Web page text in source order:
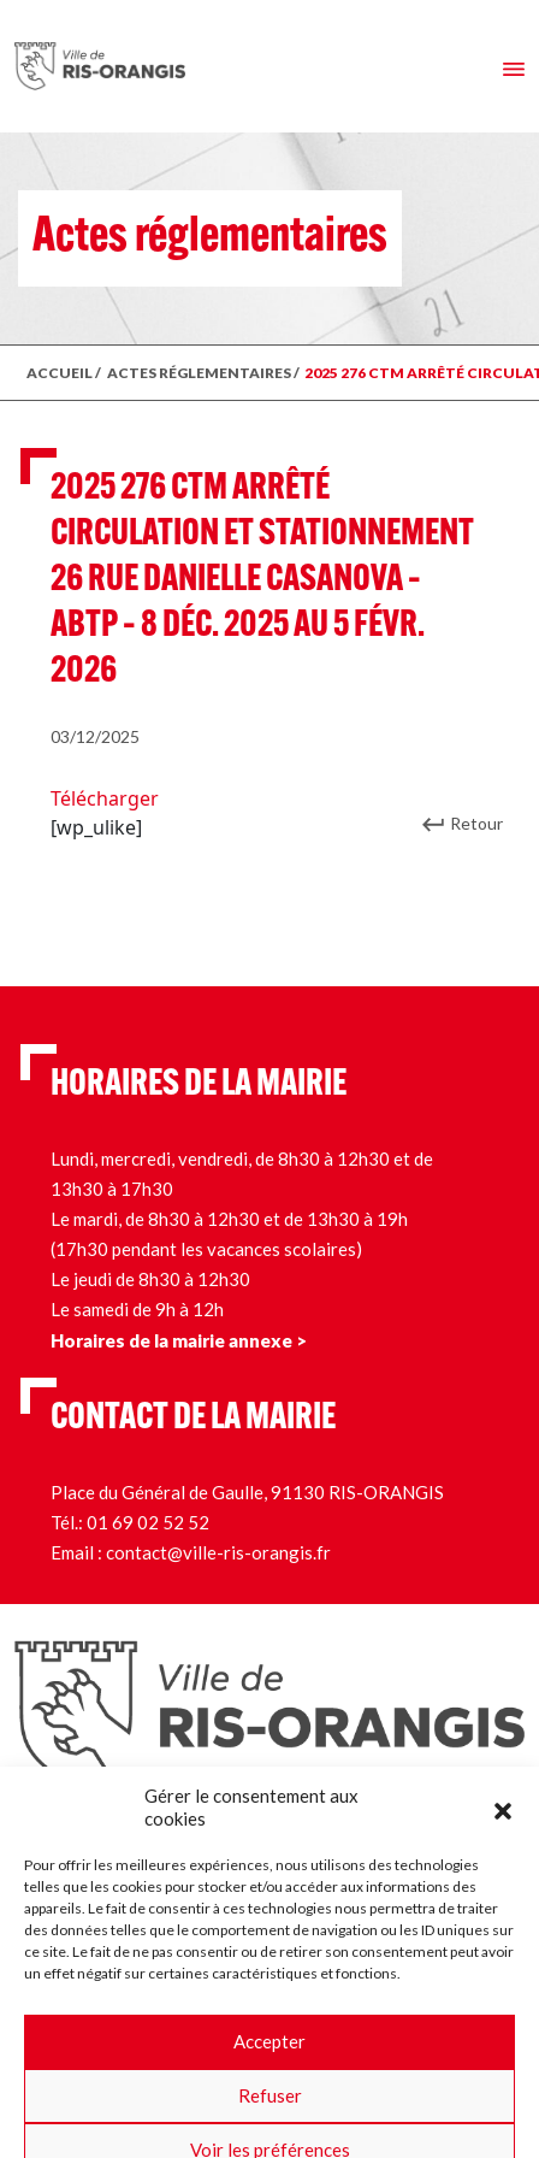
Gérer le consentement aux
cookies
Pour offrir les meilleures expériences, nous utilisons des technologies
telles que les cookies pour stocker et/ou accéder aux informations des
appareils. Le fait de consentir à ces technologies nous permettra de traiter
des données telles que le comportement de navigation ou les ID uniques sur
ce site. Le fait de ne pas consentir ou de retirer son consentement peut avoir
un effet négatif sur certaines caractéristiques et fonctions.
Accepter
Refuser
Voir les préférences
Actes réglementaires
ACCUEIL/ ACTES RÉGLEMENTAIRES/ 2025 276 CTM ARRÊTÉ
2025 276 CTM ARRÊTÉ
CIRCULATION ET STATIONNEMENT
26 RUE DANIELLE CASANOVA –
ABTP – 8 DÉC. 2025 AU 5 FÉVR.
2026
03/12/2025
Télécharger
[wp_ulike]
Retour
HORAIRES DE LA MAIRIE
Lundi, mercredi, vendredi, de 8h30 à 12h30 et de
13h30 à 17h30
Le mardi, de 8h30 à 12h30 et de 13h30 à 19h
(17h30 pendant les vacances scolaires)
Le jeudi de 8h30 à 12h30
Le samedi de 9h à 12h
Horaires de la mairie annexe >
CONTACT DE LA MAIRIE
Place du Général de Gaulle, 91130 RIS-ORANGIS
Tél.: 01 69 02 52 52
Email : contact@ville-ris-orangis.fr
Ris-Orangis
@2022 — Tous droits réservés
Plan du site
Contact
Accessibilité
Crédits
Les marchés publics
Suggestions & Améliorations
Facebook
InstaTwitterYoutube